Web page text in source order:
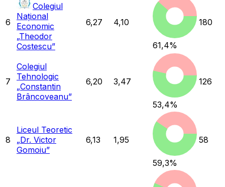
6
Colegiul
Național
Economic
„Theodor
Costescu”
6,27 4,10
61,4%
180
7
Colegiul
Tehnologic
„Constantin
Brâncoveanu”
6,20 3,47
53,4%
126
8
Liceul Teoretic
„Dr. Victor
Gomoiu”
6,13 1,95
59,3%
58